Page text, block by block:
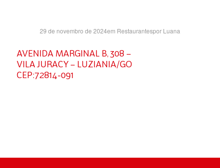
29 de novembro de 2024em Restaurantespor Luana
AVENIDA MARGINAL B, 308 –
VILA JURACY – LUZIANIA/GO
CEP:72814-091